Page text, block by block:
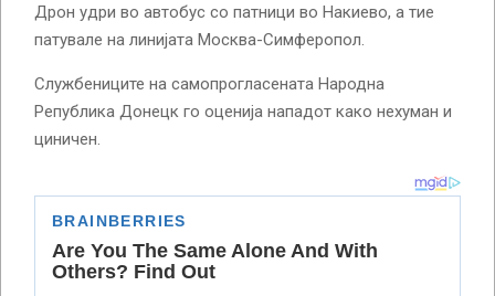
Дрон удри во автобус со патници во Накиево, а тие
патувале на линијата Москва-Симферопол.
Службениците на самопрогласената Народна
Република Донецк го оценија нападот како нехуман и
циничен.